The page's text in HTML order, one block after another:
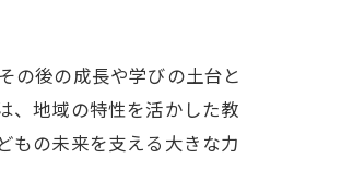
の後の成長や学びの土台と
、地域の特性を活かした教
もの未来を支える大きな力